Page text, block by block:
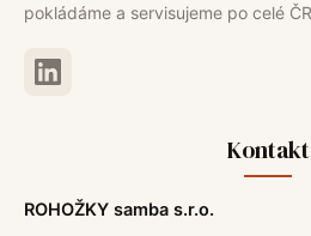
pokládáme a servisujeme po celé
Kontakt
ROHOŽKY samba s.r.o.